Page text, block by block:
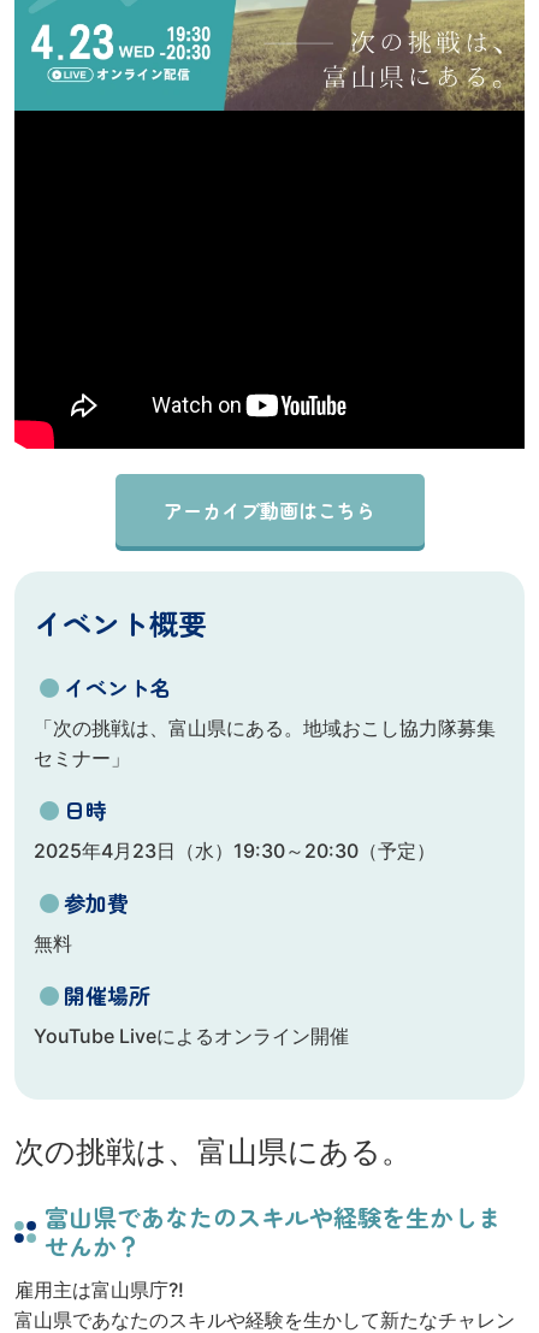
アーカイブ動画はこちら
イベント概要
● イベント名
「次の挑戦は、富山県にある。地域おこし協力隊募集
セミナー」
● 日時
2025年4月23日（水）19:30～20:30（予定）
●参加費
無料
●開催場所
YouTube Liveによるオンライン開催
次の挑戦は、富山県にある。
富山県であなたのスキルや経験を生かしま
せんか？
雇用主は富山県庁?!
富山県であなたのスキルや経験を生かして新たなチャレン